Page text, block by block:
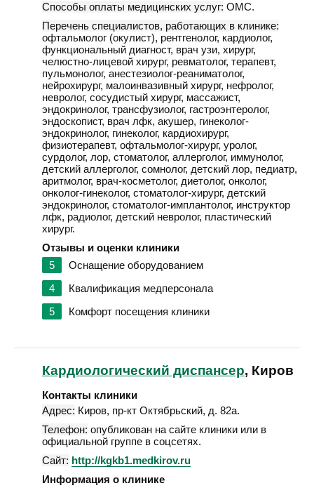
Способы оплаты медицинских услуг: ОМС.
Перечень специалистов, работающих в клинике:
офтальмолог (окулист), рентгенолог, кардиолог,
функциональный диагност, врач узи, хирург,
челюстно-лицевой хирург, ревматолог, терапевт,
пульмонолог, анестезиолог-реаниматолог,
нейрохирург, малоинвазивный хирург, нефролог,
невролог, сосудистый хирург, массажист,
эндокринолог, трансфузиолог, гастроэнтеролог,
эндоскопист, врач лфк, акушер, гинеколог-
эндокринолог, гинеколог, кардиохирург,
физиотерапевт, офтальмолог-хирург, уролог,
сурдолог, лор, стоматолог, аллерголог, иммунолог,
детский аллерголог, сомнолог, детский лор, педиатр,
аритмолог, врач-косметолог, диетолог, онколог,
онколог-гинеколог, стоматолог-хирург, детский
эндокринолог, стоматолог-имплантолог, инструктор
лфк, радиолог, детский невролог, пластический
хирург.
Отзывы и оценки клиники
5
Оснащение оборудованием
4
Квалификация медперсонала
5
Комфорт посещения клиники
Кардиологический диспансер, Киров
Контакты клиники
Адрес: Киров, пр-кт Октябрьский, д. 82а.
Телефон: опубликован на сайте клиники или в
официальной группе в соцсетях.
Сайт: http://kgkb1.medkirov.ru
Информация о клинике